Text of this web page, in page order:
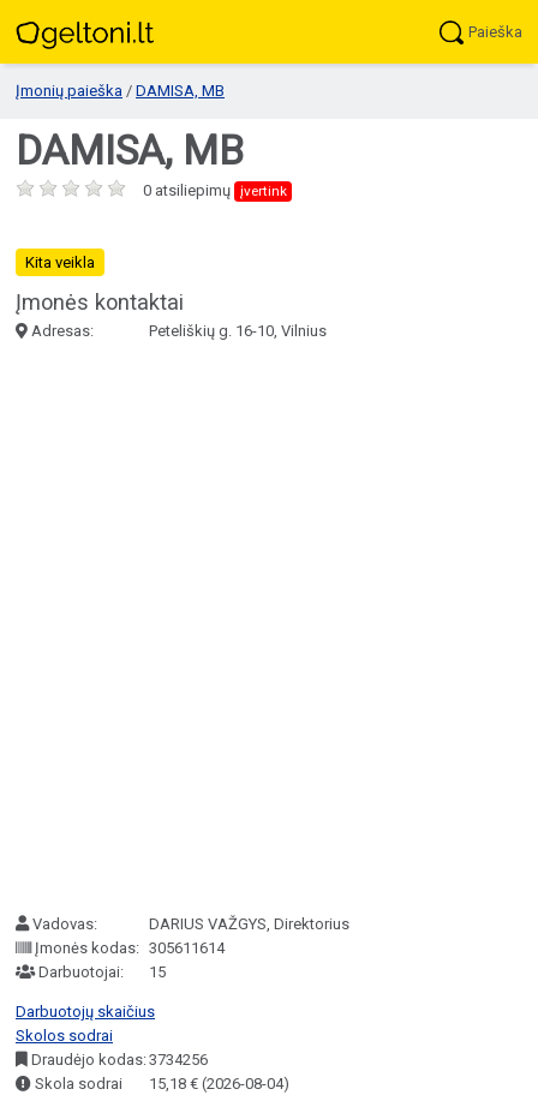
Paieška
Įmonių paieška / DAMISA, MB
DAMISA, MB
0 atsiliepimų įvertink
Kita veikla
Įmonės kontaktai
Adresas: Peteliškių g. 16-10, Vilnius
Vadovas:
DARIUS VAŽGYS, Direktorius
Įmonės kodas: 305611614
Darbuotojai:
15
Darbuotojų skaičius
Skolos sodrai
Draudėjo kodas:3734256
Skola sodrai
15,18 € (2026-08-04)